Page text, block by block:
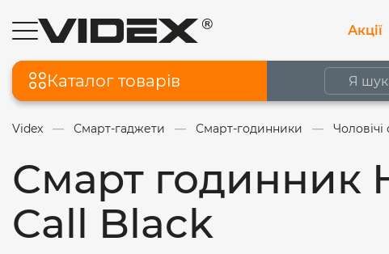
Акції
Каталог товарів
Videx Смарт-гаджети Смарт-годинники
Смарт годинник
Call Black